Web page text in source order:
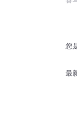
您
最